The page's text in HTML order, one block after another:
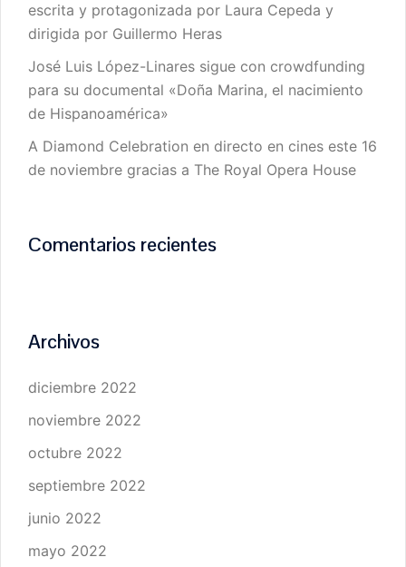
escrita y protagonizada por Laura Cepeda y
dirigida por Guillermo Heras
José Luis López-Linares sigue con crowdfunding
para su documental «Doña Marina, el nacimiento
de Hispanoamérica»
A Diamond Celebration en directo en cines este 16
de noviembre gracias a The Royal Opera House
Comentarios recientes
Archivos
diciembre 2022
noviembre 2022
octubre 2022
septiembre 2022
junio 2022
mayo 2022